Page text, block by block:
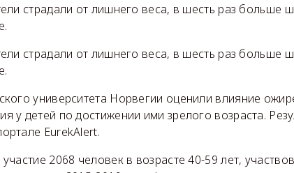
страдали от лишнего веса, в шесть раз больше
страдали от лишнего веса, в шесть раз больше
университета Норвегии оценили влияние
у детей по достижении ими зрелого возраста.
EurekAlert.
2068 человек в возрасте 40-59 лет,